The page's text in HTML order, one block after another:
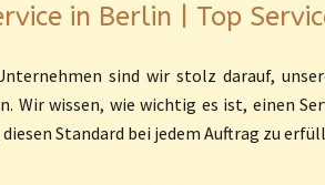
in Berlin | Top
sind wir stolz darauf,
Wir wissen, wie wichtig es ist, einen
Standard bei jedem Auftrag zu